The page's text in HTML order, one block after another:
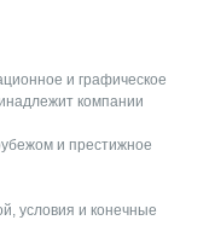
и графическое
компании
и престижное
условия и конечные